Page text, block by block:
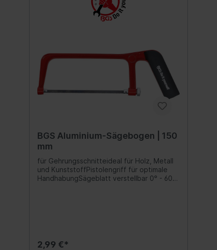
BGS Aluminium-Sägebogen | 150
mm
für Gehrungsschnitteideal für Holz, Metall
und KunststoffPistolengriff für optimale
HandhabungSägeblatt verstellbar 0° - 60°
2,99 €*